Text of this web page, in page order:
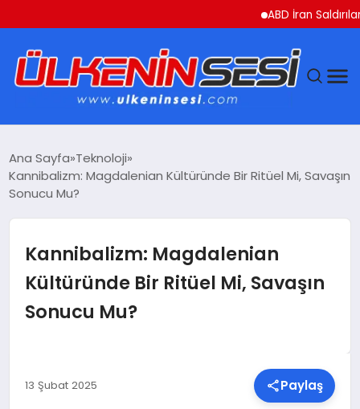
ABD İran
EKONOMI
SAĞLIK
SPOR
Ana Sayfa Teknoloji
Kannibalizm: Magdalenian Kültüründe Bir Ritüel Mi, Savaşın
Sonucu Mu?
Kannibalizm: Magdalenian
Kültüründe Bir Ritüel Mi, Savaşın
Sonucu Mu?
13 Şubat 2025 Paylaş